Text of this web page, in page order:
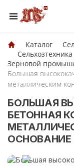
Каталог
Зерновой
Большая
металлическим
БОЛЬШАЯ
БЕТОННАЯ
ОСНОВАНИЕ